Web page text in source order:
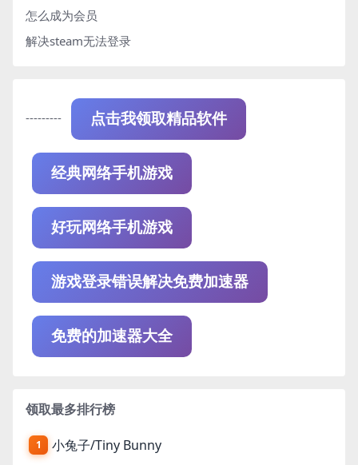
怎么成为会员
解决steam无法登录
--------- 点击我领取精品软件
经典网络手机游戏
好玩网络手机游戏
游戏登录错误解决免费加速器
免费的加速器大全
领取最多排行榜
1 小兔子/Tiny Bunny